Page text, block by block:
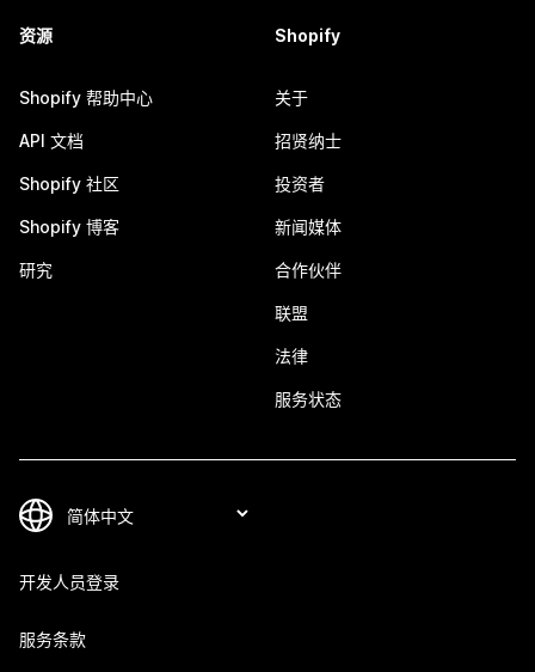
资源
Shopify 帮助中心
API 文档
Shopify 社区
Shopify 博客
研究
Shopify
关于
招贤纳士
投资者
新闻媒体
合作伙伴
联盟
法律
服务状态
开发人员登录
服务条款